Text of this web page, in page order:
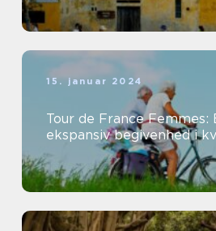
15. januar 2024
Tour de France Femmes:
ekspansiv begivenhed i